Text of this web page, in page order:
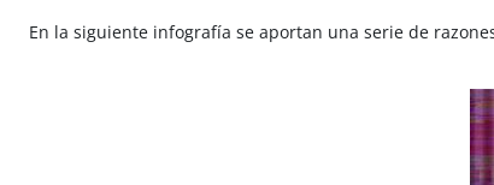
En la siguiente infografía se aportan una serie de